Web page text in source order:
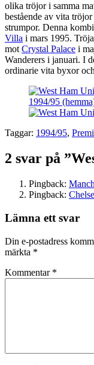
olika tröjor i samma
bestående av vita
strumpor. Denna
Villa i mars 1995.
motCrystal Palace i
Wanderers i januari. I
ordinarie vita byxor
Taggar: 1994/95,
2 svar på
Pingback:
Pingback:
Lämna ett svar
Din e-postadress
märkta *
Kommentar *